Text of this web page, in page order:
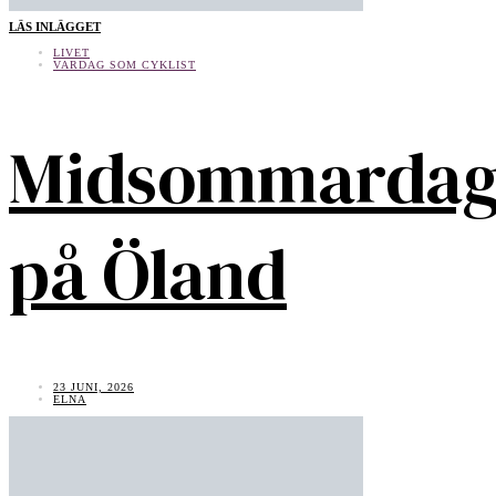
LÄS INLÄGGET
LIVET
VARDAG SOM CYKLIST
på Öland
23 JUNI, 2026
ELNA